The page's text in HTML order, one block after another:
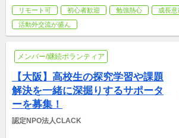
リモート可 初心者歓迎 勉強熱心
成長
活動外交流が盛ん
メンバー/継続ボランティア
【大阪】高校生の探究学習や課題
解決を一緒に深掘りするサポータ
ーを募集！
認定NPO法人CLACK